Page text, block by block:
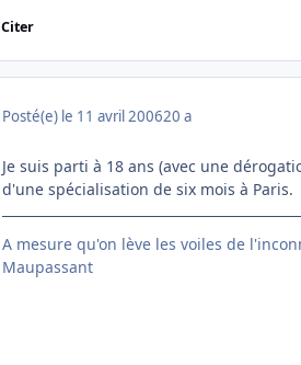
Citer
Posté(e) le 11 avril 200620 a
Je suis parti à 18 ans (avec une
d'une spécialisation de six mois à Paris.
A mesure qu'on lève les voiles de
Maupassant